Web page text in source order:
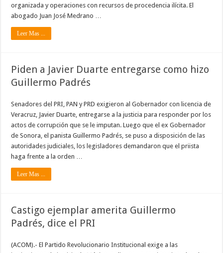
organizada y operaciones con recursos de procedencia ilícita. El
abogado Juan José Medrano …
Leer Mas ...
Piden a Javier Duarte entregarse como hizo
Guillermo Padrés
Senadores del PRI, PAN y PRD exigieron al Gobernador con licencia de
Veracruz, Javier Duarte, entregarse a la justicia para responder por los
actos de corrupción que se le imputan. Luego que el ex Gobernador
de Sonora, el panista Guillermo Padrés, se puso a disposición de las
autoridades judiciales, los legisladores demandaron que el priista
haga frente a la orden …
Leer Mas ...
Castigo ejemplar amerita Guillermo
Padrés, dice el PRI
(ACOM).- El Partido Revolucionario Institucional exige a las